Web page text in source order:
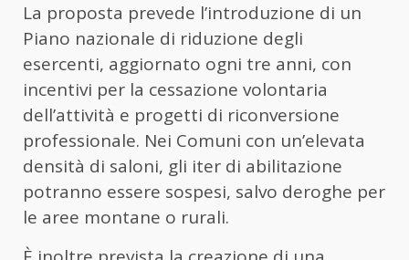
La proposta prevede l’introduzione di un
Piano nazionale di riduzione degli
esercenti, aggiornato ogni tre anni, con
incentivi per la cessazione volontaria
dell’attività e progetti di riconversione
professionale. Nei Comuni con un’elevata
densità di saloni, gli iter di abilitazione
potranno essere sospesi, salvo deroghe per
le aree montane o rurali.